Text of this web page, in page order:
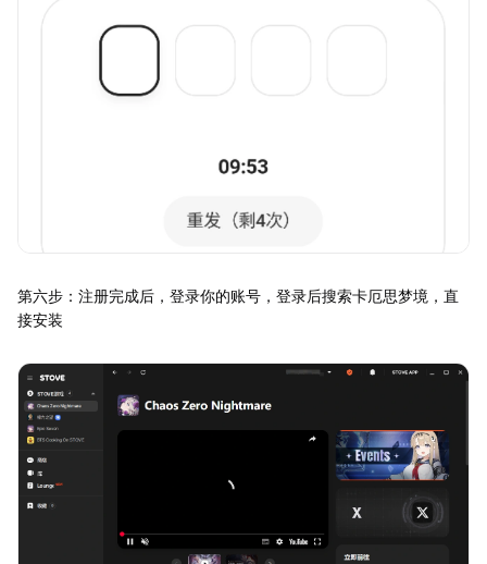
第六步：注册完成后，登录你的账号，登录后搜索卡厄思梦境，直
接安装